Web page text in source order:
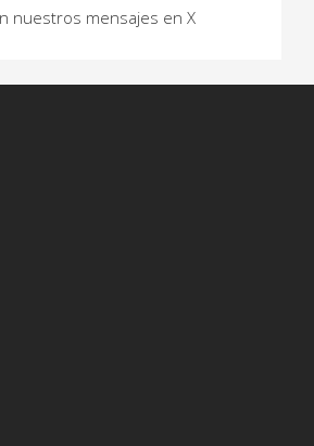
nuestros mensajes en X